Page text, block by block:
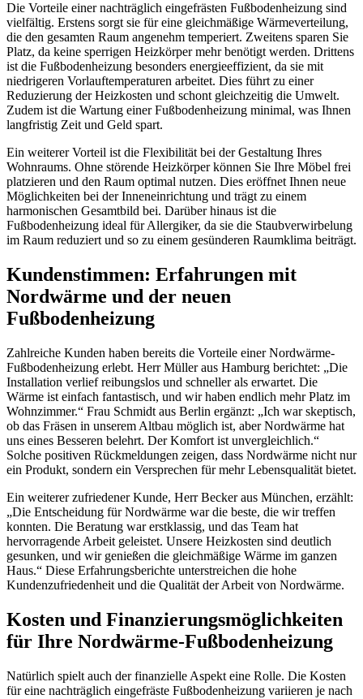
Die Vorteile einer nachträglich eingefrästen Fußbodenheizung sind
vielfältig. Erstens sorgt sie für eine gleichmäßige Wärmeverteilung,
die den gesamten Raum angenehm temperiert. Zweitens sparen Sie
Platz, da keine sperrigen Heizkörper mehr benötigt werden. Drittens
ist die Fußbodenheizung besonders energieeffizient, da sie mit
niedrigeren Vorlauftemperaturen arbeitet. Dies führt zu einer
Reduzierung der Heizkosten und schont gleichzeitig die Umwelt.
Zudem ist die Wartung einer Fußbodenheizung minimal, was Ihnen
langfristig Zeit und Geld spart.
Ein weiterer Vorteil ist die Flexibilität bei der Gestaltung Ihres
Wohnraums. Ohne störende Heizkörper können Sie Ihre Möbel frei
platzieren und den Raum optimal nutzen. Dies eröffnet Ihnen neue
Möglichkeiten bei der Inneneinrichtung und trägt zu einem
harmonischen Gesamtbild bei. Darüber hinaus ist die
Fußbodenheizung ideal für Allergiker, da sie die Staubverwirbelung
im Raum reduziert und so zu einem gesünderen Raumklima beiträgt.
Kundenstimmen: Erfahrungen mit
Nordwärme und der neuen
Fußbodenheizung
Zahlreiche Kunden haben bereits die Vorteile einer Nordwärme-
Fußbodenheizung erlebt. Herr Müller aus Hamburg berichtet: „Die
Installation verlief reibungslos und schneller als erwartet. Die
Wärme ist einfach fantastisch, und wir haben endlich mehr Platz im
Wohnzimmer.“ Frau Schmidt aus Berlin ergänzt: „Ich war skeptisch,
ob das Fräsen in unserem Altbau möglich ist, aber Nordwärme hat
uns eines Besseren belehrt. Der Komfort ist unvergleichlich.“
Solche positiven Rückmeldungen zeigen, dass Nordwärme nicht nur
ein Produkt, sondern ein Versprechen für mehr Lebensqualität bietet.
Ein weiterer zufriedener Kunde, Herr Becker aus München, erzählt:
„Die Entscheidung für Nordwärme war die beste, die wir treffen
konnten. Die Beratung war erstklassig, und das Team hat
hervorragende Arbeit geleistet. Unsere Heizkosten sind deutlich
gesunken, und wir genießen die gleichmäßige Wärme im ganzen
Haus.“ Diese Erfahrungsberichte unterstreichen die hohe
Kundenzufriedenheit und die Qualität der Arbeit von Nordwärme.
Kosten und Finanzierungsmöglichkeiten
für Ihre Nordwärme-Fußbodenheizung
Natürlich spielt auch der finanzielle Aspekt eine Rolle. Die Kosten
für eine nachträglich eingefräste Fußbodenheizung variieren je nach